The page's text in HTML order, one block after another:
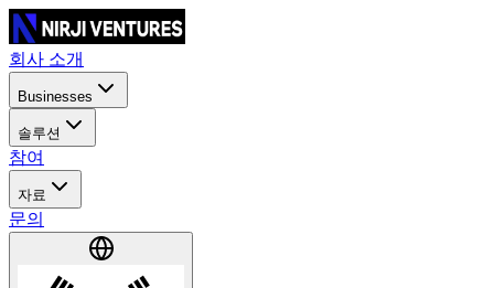
회사 소개
Businesses
솔루션
참여
자료
문의